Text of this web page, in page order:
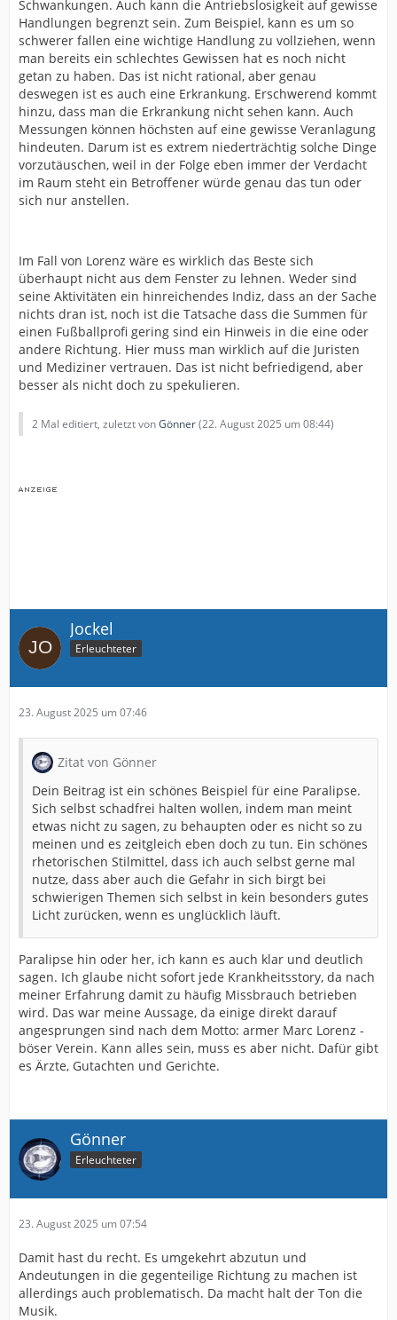
Schwankungen. Auch kann die Antriebslosigkeit auf gewisse
Handlungen begrenzt sein. Zum Beispiel, kann es um so
schwerer fallen eine wichtige Handlung zu vollziehen, wenn
man bereits ein schlechtes Gewissen hat es noch nicht
getan zu haben. Das ist nicht rational, aber genau
deswegen ist es auch eine Erkrankung. Erschwerend kommt
hinzu, dass man die Erkrankung nicht sehen kann. Auch
Messungen können höchsten auf eine gewisse Veranlagung
hindeuten. Darum ist es extrem niederträchtig solche Dinge
vorzutäuschen, weil in der Folge eben immer der Verdacht
im Raum steht ein Betroffener würde genau das tun oder
sich nur anstellen.
Im Fall von Lorenz wäre es wirklich das Beste sich
überhaupt nicht aus dem Fenster zu lehnen. Weder sind
seine Aktivitäten ein hinreichendes Indiz, dass an der Sache
nichts dran ist, noch ist die Tatsache dass die Summen für
einen Fußballprofi gering sind ein Hinweis in die eine oder
andere Richtung. Hier muss man wirklich auf die Juristen
und Mediziner vertrauen. Das ist nicht befriedigend, aber
besser als nicht doch zu spekulieren.
2 Mal editiert, zuletzt vonGönner(22. August 2025 um 08:44)
Jockel
Erleuchteter
23. August 2025 um 07:46
Zitat von Gönner
Dein Beitrag ist ein schönes Beispiel für eine Paralipse.
Sich selbst schadfrei halten wollen, indem man meint
etwas nicht zu sagen, zu behaupten oder es nicht so zu
meinen und es zeitgleich eben doch zu tun. Ein schönes
rhetorischen Stilmittel, dass ich auch selbst gerne mal
nutze, dass aber auch die Gefahr in sich birgt bei
schwierigen Themen sich selbst in kein besonders gutes
Licht zurücken, wenn es unglücklich läuft.
Paralipse hin oder her, ich kann es auch klar und deutlich
sagen. Ich glaube nicht sofort jede Krankheitsstory, da nach
meiner Erfahrung damit zu häufig Missbrauch betrieben
wird. Das war meine Aussage, da einige direkt darauf
angesprungen sind nach dem Motto: armer Marc Lorenz -
böser Verein. Kann alles sein, muss es aber nicht. Dafür gibt
es Ärzte, Gutachten und Gerichte.
Gönner
Erleuchteter
23. August 2025 um 07:54
Damit hast du recht. Es umgekehrt abzutun und
Andeutungen in die gegenteilige Richtung zu machen ist
allerdings auch problematisch. Da macht halt der Ton die
Musik.